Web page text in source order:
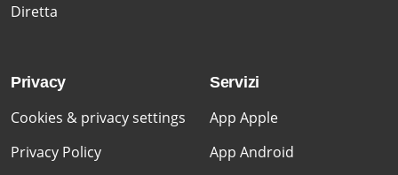
Diretta
Privacy
Cookies & privacy settings
Privacy Policy
Servizi
App Apple
App Android